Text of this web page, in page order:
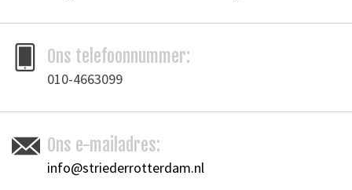
Ons telefoonnummer:
010-4663099
Ons e-mailadres:
info@striederrotterdam.nl